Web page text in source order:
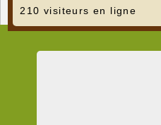
210 visiteurs en ligne